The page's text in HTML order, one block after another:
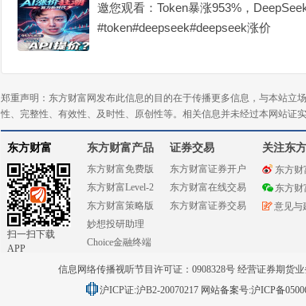
邀您观看：Token暴涨953%，
#token#deepseek#deepseek涨价
郑重声明：东方财富网发布此信息的目的在于传播更多信息，与本站
性、完整性、有效性、及时性、原创性等。相关信息并未经过本网站证
东方财富
扫一扫下载
APP
东方财富产品
东方财富免费版
东方财富Level-2
东方财富策略版
妙想投研助理
Choice金融终端
证券交易
东方财富证券开户
东方财富在线交易
东方财富证券交易
关注东
东方
东方
意见与
信息网络传播视听节目许可证：0908328号 经营证券期货业
沪ICP证:沪B2-20070217 网站备案号:沪ICP备